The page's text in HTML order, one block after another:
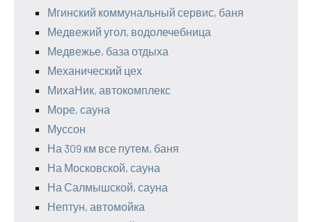
Мгинский коммунальный сервис, баня
Медвежий угол, водолечебница
Медвежье, база отдыха
Механический цех
МихаНик, автокомплекс
Море, сауна
Муссон
На 309 км все путем, баня
На Московской, сауна
На Салмышской, сауна
Нептун, автомойка